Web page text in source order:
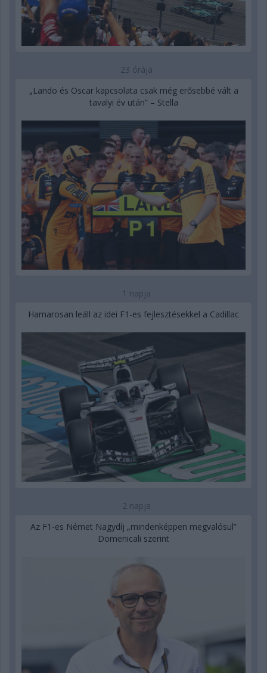
23 órája
„Lando és Oscar kapcsolata csak még erősebbé vált a
tavalyi év után” – Stella
1 napja
Hamarosan leáll az idei F1-es fejlesztésekkel a Cadillac
2 napja
Az F1-es Német Nagydíj „mindenképpen megvalósul”
Domenicali szerint